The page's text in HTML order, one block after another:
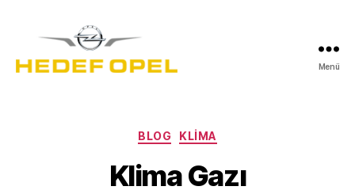
Menü
Kategoriler
BLOG KLIMA
Klima Gazı